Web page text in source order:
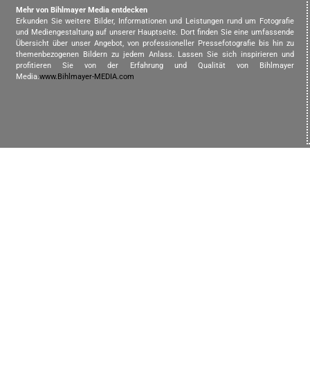
Mehr von Bihlmayer Media entdecken
Erkunden Sie weitere Bilder, Informationen und Leistungen rund um Fotografie
und Mediengestaltung auf unserer Hauptseite. Dort finden Sie eine umfassende
Übersicht über unser Angebot, von professioneller Pressefotografie bis hin zu
themenbezogenen Bildern zu jedem Anlass. Lassen Sie sich inspirieren und
profitieren Sie von der Erfahrung und Qualität von Bihlmayer
Media.www.Bihlmayer-MEDIA.com